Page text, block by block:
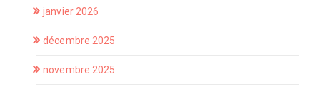
janvier 2026
décembre 2025
novembre 2025